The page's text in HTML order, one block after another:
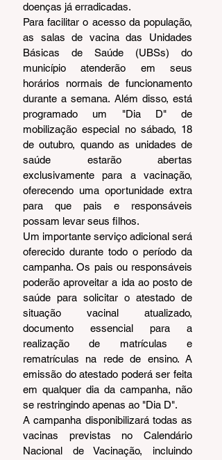
doenças já erradicadas.
Para facilitar o acesso da população,
as salas de vacina das Unidades
Básicas de Saúde (UBSs) do
município atenderão em seus
horários normais de funcionamento
durante a semana. Além disso, está
programado um "Dia D" de
mobilização especial no sábado, 18
de outubro, quando as unidades de
saúde estarão abertas
exclusivamente para a vacinação,
oferecendo uma oportunidade extra
para que pais e responsáveis
possam levar seus filhos.
Um importante serviço adicional será
oferecido durante todo o período da
campanha. Os pais ou responsáveis
poderão aproveitar a ida ao posto de
saúde para solicitar o atestado de
situação vacinal atualizado,
documento essencial para a
realização de matrículas e
rematrículas na rede de ensino. A
emissão do atestado poderá ser feita
em qualquer dia da campanha, não
se restringindo apenas ao "Dia D".
A campanha disponibilizará todas as
vacinas previstas no Calendário
Nacional de Vacinação, incluindo